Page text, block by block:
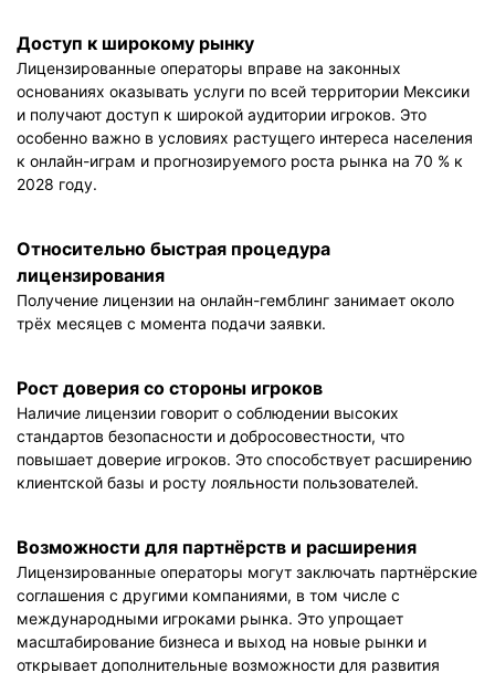
Доступ к широкому рынку
Лицензированные операторы вправе на законных
основаниях оказывать услуги по всей территории Мексики
и получают доступ к широкой аудитории игроков. Это
особенно важно в условиях растущего интереса населения
к онлайн-играм и прогнозируемого роста рынка на 70 % к
2028 году.
Относительно быстрая процедура
лицензирования
Получение лицензии на онлайн-гемблинг занимает около
трёх месяцев с момента подачи заявки.
Рост доверия со стороны игроков
Наличие лицензии говорит о соблюдении высоких
стандартов безопасности и добросовестности, что
повышает доверие игроков. Это способствует расширению
клиентской базы и росту лояльности пользователей.
Возможности для партнёрств и расширения
Лицензированные операторы могут заключать партнёрские
соглашения с другими компаниями, в том числе с
международными игроками рынка. Это упрощает
масштабирование бизнеса и выход на новые рынки и
открывает дополнительные возможности для развития